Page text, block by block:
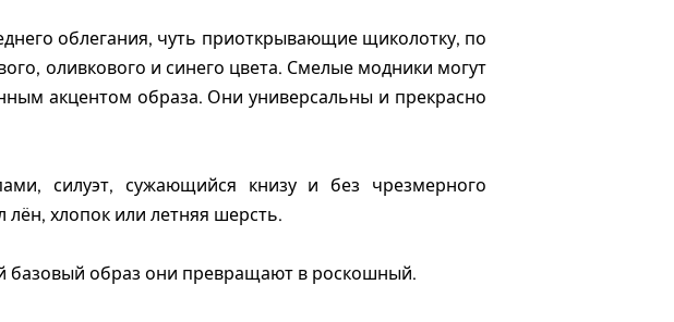
облегания, чуть приоткрывающие щиколотку, по
оливкового и синего цвета. Смелые модники могут
акцентом образа. Они универсальны и прекрасно
силуэт, сужающийся книзу и без чрезмерного
хлопок или летняя шерсть.
образ они превращают в роскошный.